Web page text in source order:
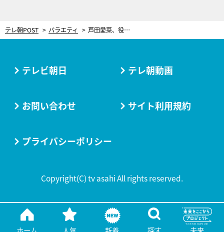
テレ朝POST バラエティ 芦田愛菜、役作りのためショートカットに！“昭和”に関する博識ぶりもみせる
テレビ朝日 テレ朝動画
お問い合わせ サイト利用規約
プライバシーポリシー
Copyright(C) tv asahi All rights reserved.